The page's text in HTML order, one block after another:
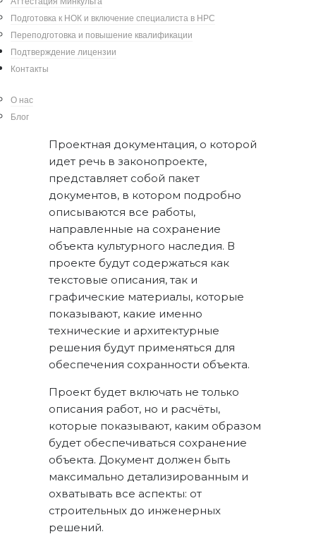
Подготовка к НОК и включение специалиста в НРС
Переподготовка и повышение квалификации
Подтверждение лицензии
Контакты
О нас
Блог
объектов культурного наследия. В
случае принятия этого документа с 1
сентября 2025 года вступят в силу
Проектная документация, о которой
идет речь в законопроекте,
представляет собой пакет
документов, в котором подробно
описываются все работы,
направленные на сохранение
объекта культурного наследия. В
проекте будут содержаться как
текстовые описания, так и
графические материалы, которые
показывают, какие именно
технические и архитектурные
решения будут применяться для
обеспечения сохранности объекта.
Проект будет включать не только
описания работ, но и расчёты,
которые показывают, каким образом
будет обеспечиваться сохранение
объекта. Документ должен быть
максимально детализированным и
охватывать все аспекты: от
строительных до инженерных
решений.